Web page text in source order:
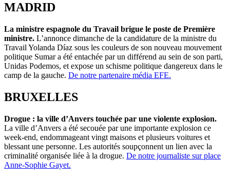
MADRID
La ministre espagnole du Travail brigue le poste de Première
ministre. L’annonce dimanche de la candidature de la ministre du
Travail Yolanda Díaz sous les couleurs de son nouveau mouvement
politique Sumar a été entachée par un différend au sein de son parti,
Unidas Podemos, et expose un schisme politique dangereux dans le
camp de la gauche. De notre partenaire média EFE.
BRUXELLES
Drogue : la ville d’Anvers touchée par une violente explosion.
La ville d’Anvers a été secouée par une importante explosion ce
week-end, endommageant vingt maisons et plusieurs voitures et
blessant une personne. Les autorités soupçonnent un lien avec la
criminalité organisée liée à la drogue. De notre journaliste sur place
Anne-Sophie Gayet.